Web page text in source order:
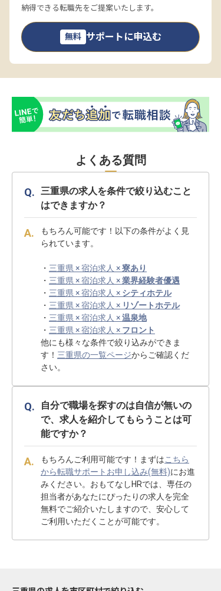
納得できる転職先をご提案いたします。
無料 サポートに申込む
よくある質問
三重県の求人を条件で絞り込むこと
はできますか？
もちろん可能です！以下の条件がよく見
られています。
・ 三重県 × 宿泊求人 ×寮あり
・ 三重県 × 宿泊求人 ×業界経験者優遇
・ 三重県 × 宿泊求人 × シティホテル
・ 三重県 × 宿泊求人 × リゾートホテル
・ 三重県 × 宿泊求人 ×温泉地
・ 三重県 × 宿泊求人 × フロント
他にも様々な条件で絞り込みができま
す！ 三重県の一覧ページからご確認くだ
さい。
自分で職場を探すのは自信が無いの
で、求人を紹介してもらうことは可
能ですか？
もちろんご利用可能です！まずはこちら
から転職サポートお申し込み(無料)にお進
みください。おもてなしHRでは、専任の
担当者があなたにぴったりの求人を完全
無料でご紹介いたしますので、安心して
ご利用いただくことが可能です。